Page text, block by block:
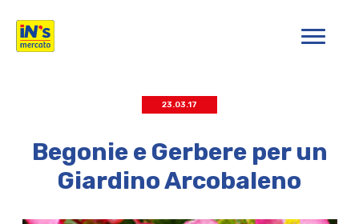
iN's Mercato
23.03.17
Begonie e Gerbere per un
Giardino Arcobaleno